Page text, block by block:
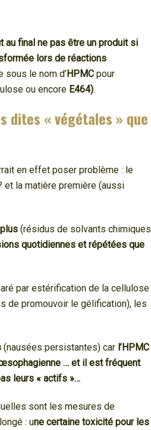
au final ne pas être un produit si
lors de réactions
le nom d’HPMC pour
ou encore E464).
dites « végétales » que
en effet poser problème : le
et la matière première (aussi
(résidus de solvants chimiques
quotidiennes et répétées que
par estérification de la cellulose
de promouvoir le gélification), les
(nausées persistantes) car l’HPMC
… et il est fréquent
leurs « actifs »…
sont les mesures de
: une certaine toxicité pour les